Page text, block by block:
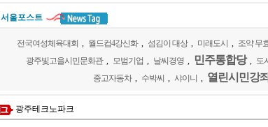
서울포스트
전국여성체육대회 월드컵4강신화 섬김이 대상 미래도시 조약 무
광주빛고을시민문화관
모범기업 날씨경영 민주통합당 도
중고자동차
수박씨 샤이니 열린시민강
광주테크노파크